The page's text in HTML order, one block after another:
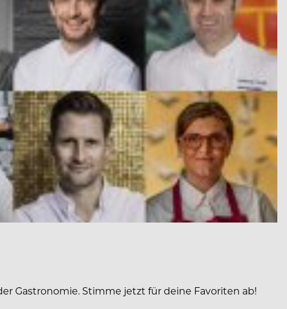
Gastronomie. Stimme jetzt für deine Favoriten ab!